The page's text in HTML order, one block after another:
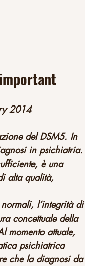
2014
del DSM5. In
in psichiatria.
è una
alta qualità,
l’integrità di
concettuale della
momento attuale,
psichiatrica
che la diagnosi da